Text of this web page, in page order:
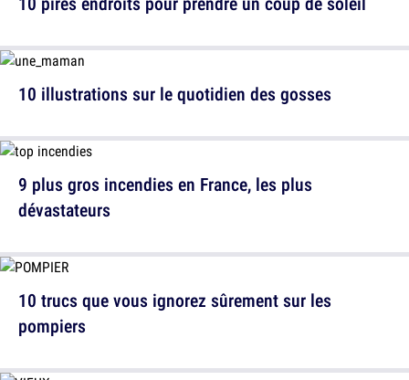
10 illustrations sur le quotidien des gosses
10 trucs que vous ignorez sûrement sur les
pompiers
9 plus gros incendies en France, les plus
dévastateurs